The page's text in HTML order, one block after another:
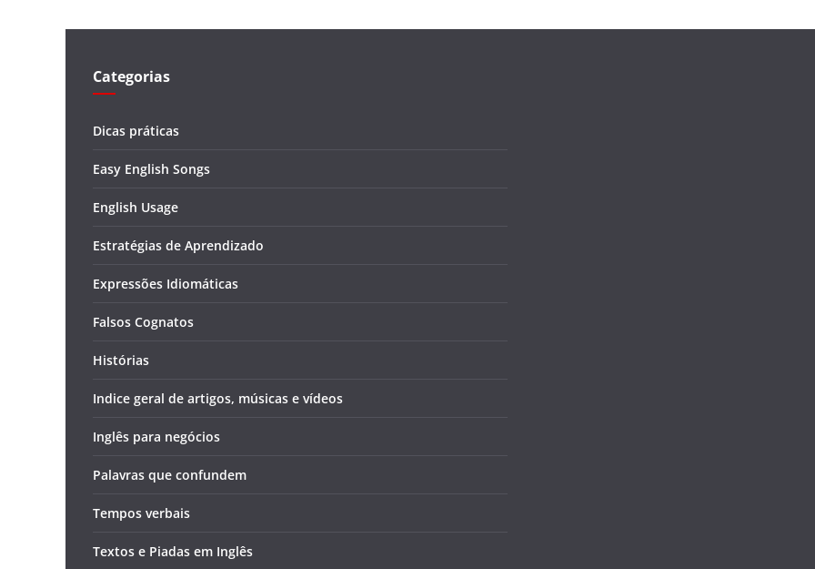
Categorias
Dicas práticas
Easy English Songs
English Usage
Estratégias de Aprendizado
Expressões Idiomáticas
Falsos Cognatos
Histórias
Indice geral de artigos, músicas e vídeos
Inglês para negócios
Palavras que confundem
Tempos verbais
Textos e Piadas em Inglês